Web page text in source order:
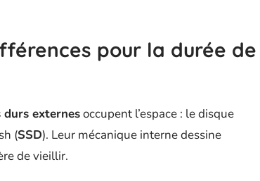
pour la durée de
durs externesoccupent l’espace : le disque
(SSD). Leur mécanique interne dessine
de vieillir.